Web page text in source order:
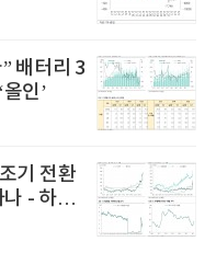
배터리 3
인’
기 전환
- 하나